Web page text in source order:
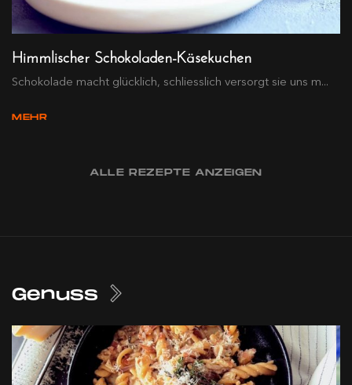
Himmlischer Schokoladen-Käsekuchen
Schokolade macht glücklich, schliesslich versorgt sie uns m...
MEHR
ALLE REZEPTE ANZEIGEN
Genuss